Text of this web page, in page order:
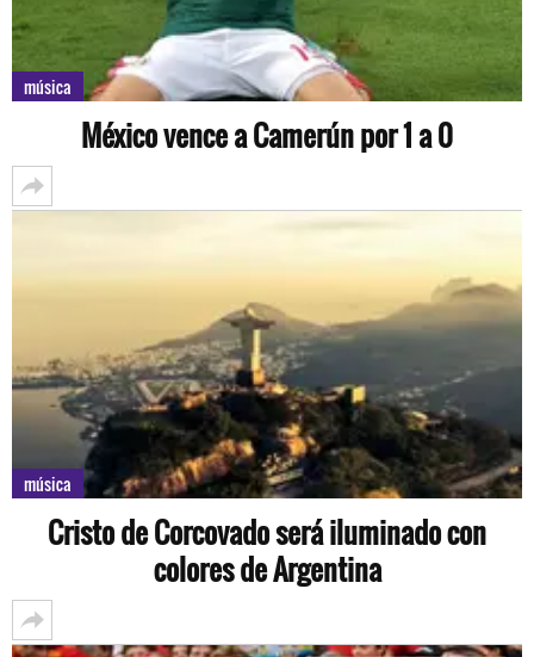
música
México vence a Camerún por 1 a 0
música
Cristo de Corcovado será iluminado con
colores de Argentina